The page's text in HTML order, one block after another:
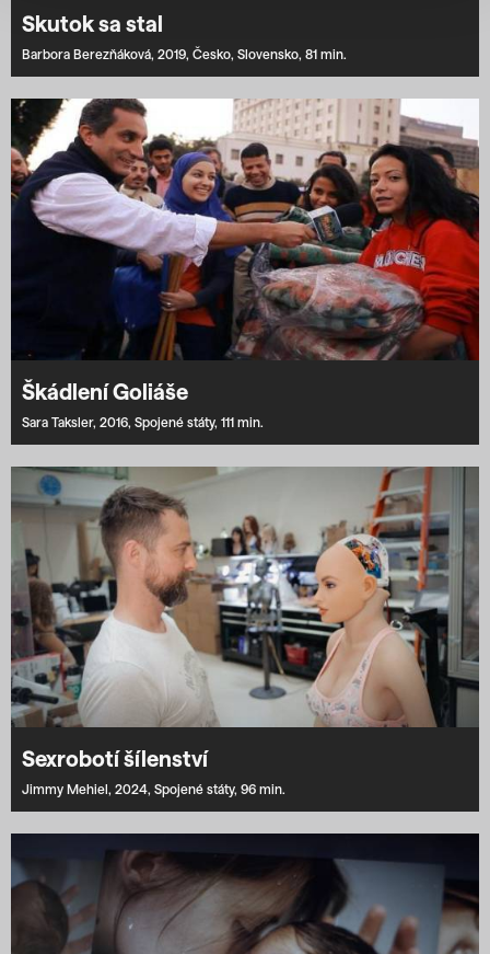
Skutok sa stal
Barbora Berezňáková, 2019, Česko, Slovensko, 81 min.
Škádlení Goliáše
Sara Taksler, 2016, Spojené státy, 111 min.
Sexrobotí šílenství
Jimmy Mehiel, 2024, Spojené státy, 96 min.